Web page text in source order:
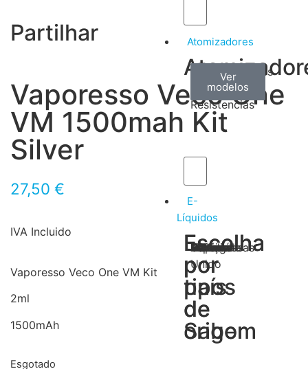
Atomizadores
Claromizadores
Ver
modelos
Reconstruíveis
Ver
modelos
Resistencias
Ver
modelos
E-
Líquidos
Escolha
por
tipos
de
Sabor
Tabaco
Frutas
Bebidas
Frescos
Sobremesas
Escolha
por
país
de
origem
Portugal
Alemanha
USA
Reino
Unido
Canadá
França
Malásia
Filipinas
Espanha
Polónia
Grécia
Vaporesso Veco One
VM 1500mah Kit
Silver
27,50 €
IVA Incluido
Vaporesso Veco One VM Kit
2ml
1500mAh
Esgotado
Partilhar